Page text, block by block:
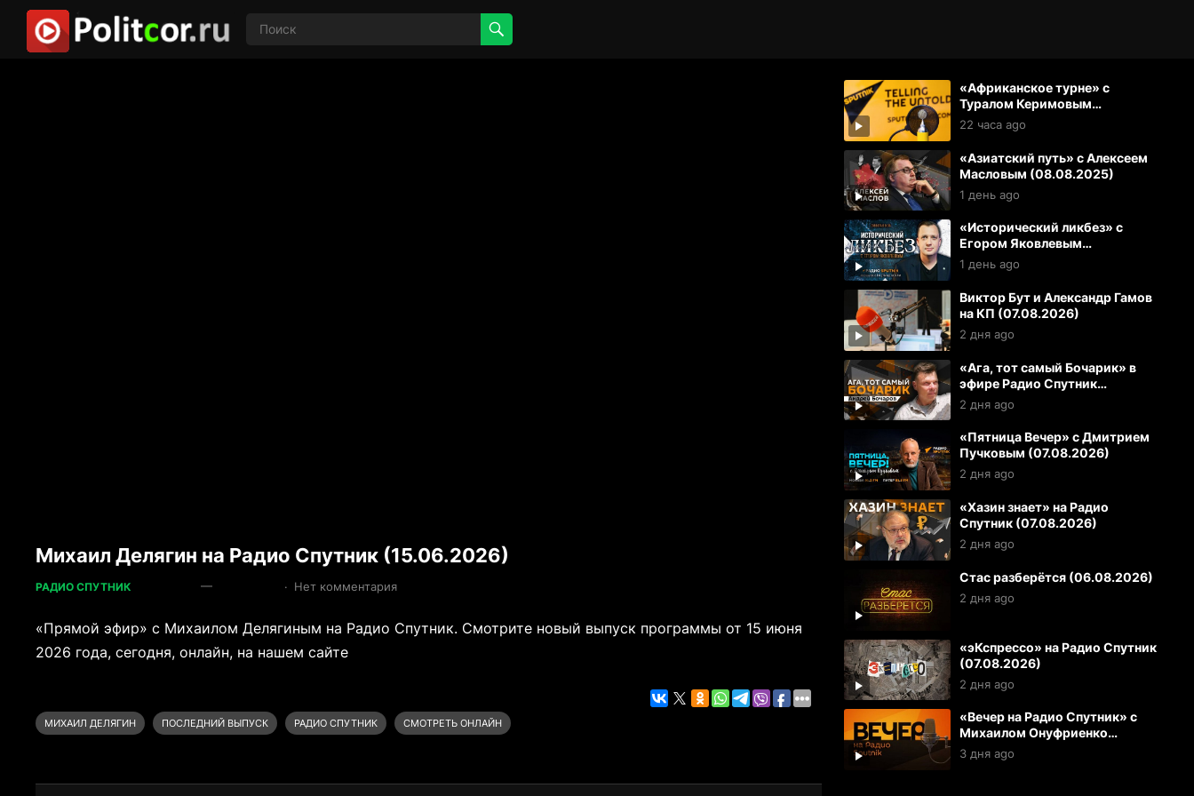
Михаил Делягин на Радио Спутник (15.06.2026)
РАДИО СПУТНИК — · Нет комментария
«Прямой эфир» с Михаилом Делягиным на Радио Спутник. Смотрите новый выпуск программы от 15 июня
2026 года, сегодня, онлайн, на нашем сайте
МИХАИЛ ДЕЛЯГИН ПОСЛЕДНИЙ ВЫПУСК РАДИО СПУТНИК СМОТРЕТЬ ОНЛАЙН
«Африканское турне» с
Туралом Керимовым
(08.08.2026)
22 часа ago
«Азиатский путь» с Алексеем
Масловым (08.08.2025)
1 день ago
«Исторический ликбез» с
Егором Яковлевым
(08.08.2026)
1 день ago
Виктор Бут и Александр Гамов
на КП (07.08.2026)
2 дня ago
«Ага, тот самый Бочарик» в
эфире Радио Спутник
(07.08.2026)
2 дня ago
«Пятница Вечер» с Дмитрием
Пучковым (07.08.2026)
2 дня ago
«Хазин знает» на Радио
Спутник (07.08.2026)
2 дня ago
Стас разберётся (06.08.2026)
2 дня ago
«эКспрессо» на Радио Спутник
(07.08.2026)
2 дня ago
«Вечер на Радио Спутник» с
Михаилом Онуфриенко
(06.08.2026)
3 дня ago